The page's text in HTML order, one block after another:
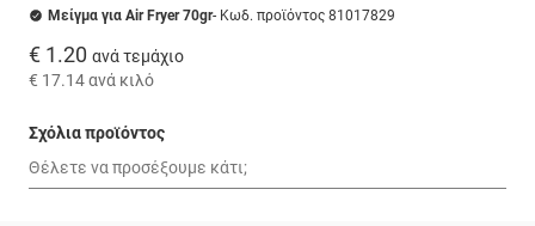
Μείγμα για Air Fryer 70gr- Κωδ. προϊόντος 81017829
€ 1.20 ανά τεμάχιο
€ 17.14ανά κιλό
Σχόλια προϊόντος